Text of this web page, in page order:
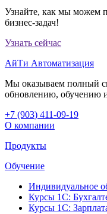
Узнайте, как мы можем
бизнес-задач!
Узнать сейчас
АйТи Автоматизация
Мы оказываем полный
обновлению, обучению
+7 (903) 411-09-19
О компании
Продукты
Обучение
Индивидуальное
Курсы 1С:
Курсы 1С: